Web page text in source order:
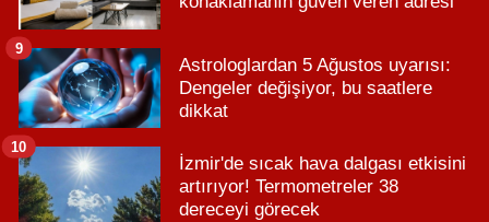
Astrologlardan 5 Ağustos uyarısı:
Dengeler değişiyor, bu saatlere
dikkat
9
İzmir'de sıcak hava dalgası etkisini
artırıyor! Termometreler 38
dereceyi görecek
10